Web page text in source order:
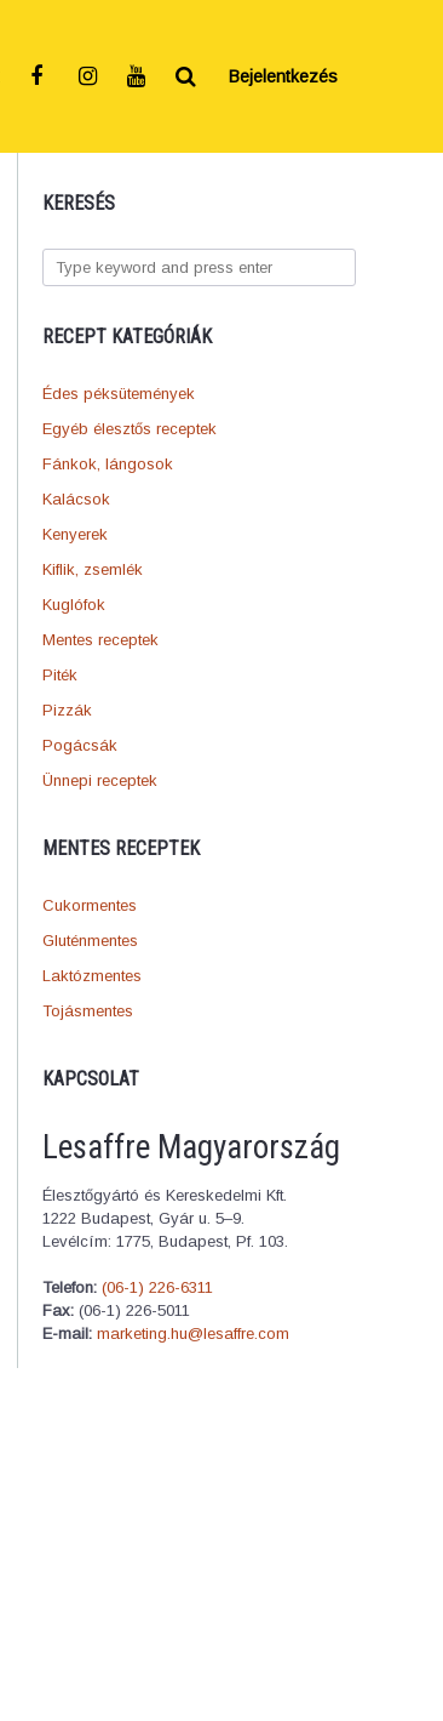
Bejelentkezés
KERESÉS
RECEPT KATEGÓRIÁK
Édes péksütemények
Egyéb élesztős receptek
Fánkok, lángosok
Kalácsok
Kenyerek
Kiflik, zsemlék
Kuglófok
Mentes receptek
Piték
Pizzák
Pogácsák
Ünnepi receptek
MENTES RECEPTEK
Cukormentes
Gluténmentes
Laktózmentes
Tojásmentes
KAPCSOLAT
Lesaffre Magyarország
Élesztőgyártó és Kereskedelmi Kft.
1222 Budapest, Gyár u. 5–9.
Levélcím: 1775, Budapest, Pf. 103.
Telefon: (06-1) 226-6311
Fax: (06-1) 226-5011
E-mail: marketing.hu@lesaffre.com